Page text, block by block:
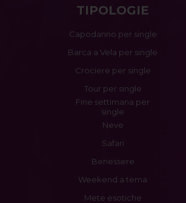
TIPOLOGIE
Capodanno per single
Barca a Vela per single
Crociere per single
Tour per single
Fine settimana per
single
Neve
Safari
Benessere
Weekend a tema
Mete esotiche